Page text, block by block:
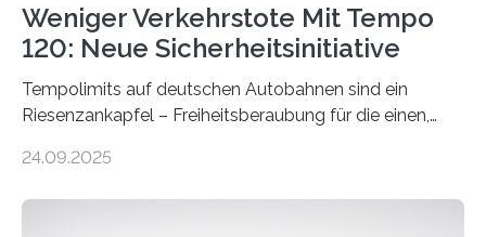
Weniger Verkehrstote Mit Tempo
120: Neue Sicherheitsinitiative
Tempolimits auf deutschen Autobahnen sind ein
Riesenzankapfel – Freiheitsberaubung für die einen,
Nach rund 50 Jahren hat eine Wissenschaftlerin der
24.09.2025